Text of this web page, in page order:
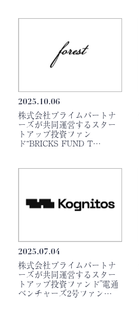
2025.10.06
株式会社プライムパートナ
ーズが共同運営するスター
トアップ投資ファン
ド“BRICKS FUND T…
2025.07.04
株式会社プライムパートナ
ーズが共同運営するスター
トアップ投資ファンド"電通
ベンチャーズ2号ファン…